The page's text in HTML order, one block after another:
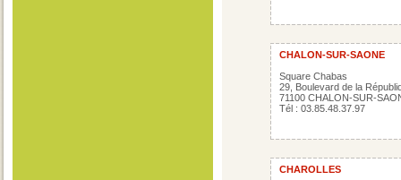
CHALON-SUR-SAONE
Square Chabas
29, Boulevard de la
71100 CHALON-SUR-
Tél : 03.85.48.37.97
CHAROLLES